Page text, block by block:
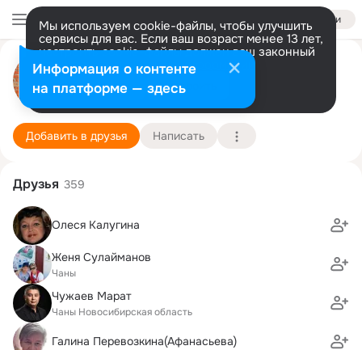
Войти
Мы используем cookie-файлы, чтобы улучшить
сервисы для вас. Если ваш возраст менее 13 лет,
настроить cookie-файлы должен ваш законный
представитель. Больше информации
Разрешить все Настроить
БиблиоТЕМА Моховое
1 января (40 лет) Подробнее
Добавить в друзья Написать
Друзья 359
Олеся Калугина
Женя Сулайманов
Чаны
Чужаев Марат
Чаны Новосибирская область
Галина Перевозкина(Афанасьева)
Информация о контенте
на платформе — здесь